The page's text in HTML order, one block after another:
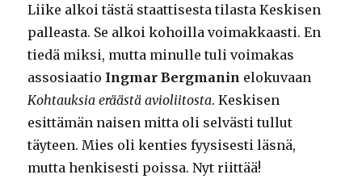
Liike alkoi tästä staattisesta tilasta Keskisen
palleasta. Se alkoi kohoilla voimakkaasti. En
tiedä miksi, mutta minulle tuli voimakas
assosiaatio Ingmar Bergmanin elokuvaan
Kohtauksia eräästä avioliitosta. Keskisen
esittämän naisen mitta oli selvästi tullut
täyteen. Mies oli kenties fyysisesti läsnä,
mutta henkisesti poissa. Nyt riittää!